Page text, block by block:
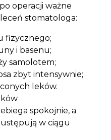
operacji ważne
stomatologa:
fizycznego;
i basenu;
samolotem;
zbyt intensywnie;
leków.
spokojnie, a
w ciągu